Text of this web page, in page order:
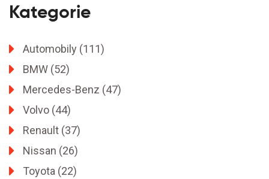
Kategorie
Automobily (111)
BMW (52)
Mercedes-Benz (47)
Volvo (44)
Renault (37)
Nissan (26)
Toyota (22)